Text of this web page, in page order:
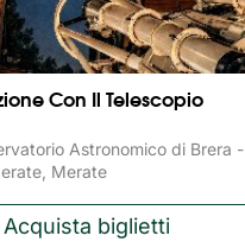
Con Il Telescopio
Astronomico di Brera -
Merate